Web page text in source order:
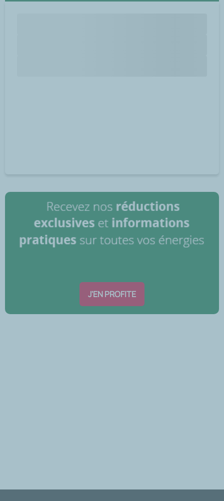
J'EN PROFITE